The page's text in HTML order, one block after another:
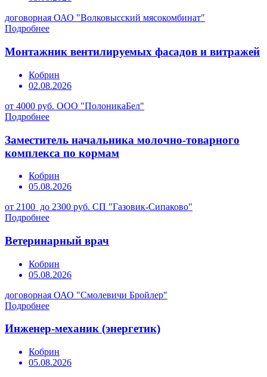
договорная ОАО "Волковысский мясокомбинат"
Подробнее
Монтажник вентилируемых фасадов и витражей
Кобрин
02.08.2026
от 4000 руб. ООО "ПолоникаБел"
Подробнее
Заместитель начальника молочно-товарного
комплекса по кормам
Кобрин
05.08.2026
от 2100 до 2300 руб. СП "Газовик-Сипаково"
Подробнее
Ветеринарный врач
Кобрин
05.08.2026
договорная ОАО "Смолевичи Бройлер"
Подробнее
Инженер-механик (энергетик)
Кобрин
05.08.2026